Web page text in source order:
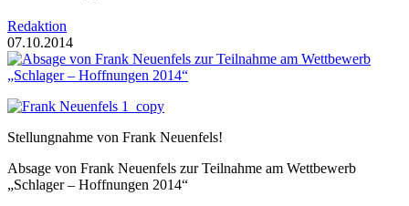
Redaktion
07.10.2014
Stellungnahme von Frank Neuenfels!
Absage von Frank Neuenfels zur Teilnahme am Wettbewerb
„Schlager – Hoffnungen 2014“